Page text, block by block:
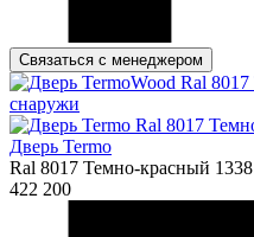
Связаться с менеджером
Дверь Termo
Ral 8017 Темно-красный 1338
422 200